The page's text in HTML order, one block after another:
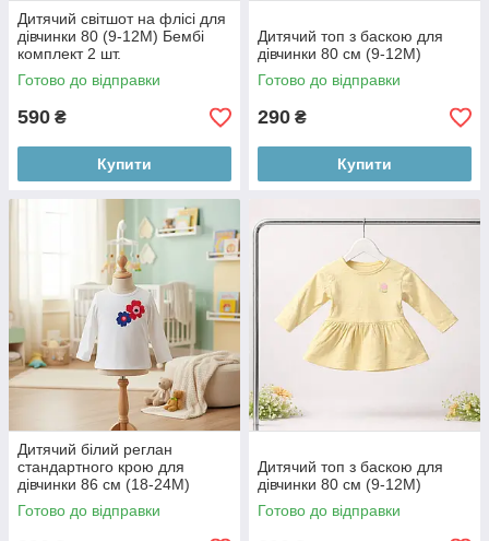
Дитячий світшот на флісі для
дівчинки 80 (9-12М) Бембі
комплект 2 шт.
Готово до відправки
590 ₴
Купити
Дитячий топ з баскою для
дівчинки 80 см (9-12М)
Готово до відправки
290 ₴
Купити
Дитячий білий реглан
стандартного крою для
дівчинки 86 см (18-24М)
Готово до відправки
Дитячий топ з баскою для
дівчинки 80 см (9-12М)
Готово до відправки